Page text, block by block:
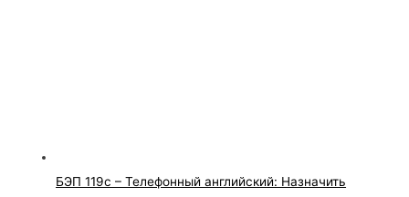
БЭП 119с – Телефонный английский: Назначить